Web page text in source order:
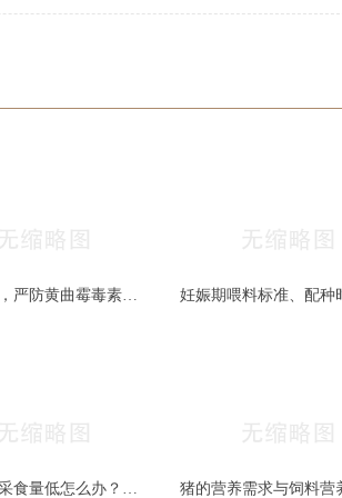
梅雨季节，严防黄曲霉毒素的危害！！！